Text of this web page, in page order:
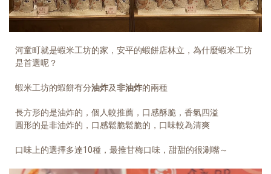
河童町就是蝦米工坊的家，安平的蝦餅店林立，為什麼蝦米工坊
是首選呢？
蝦米工坊的蝦餅有分油炸及非油炸的兩種
長方形的是油炸的，個人較推薦，口感酥脆，香氣四溢
圓形的是非油炸的，口感鬆脆鬆脆的，口味較為清爽
口味上的選擇多達10種，最推甘梅口味，甜甜的很涮嘴～